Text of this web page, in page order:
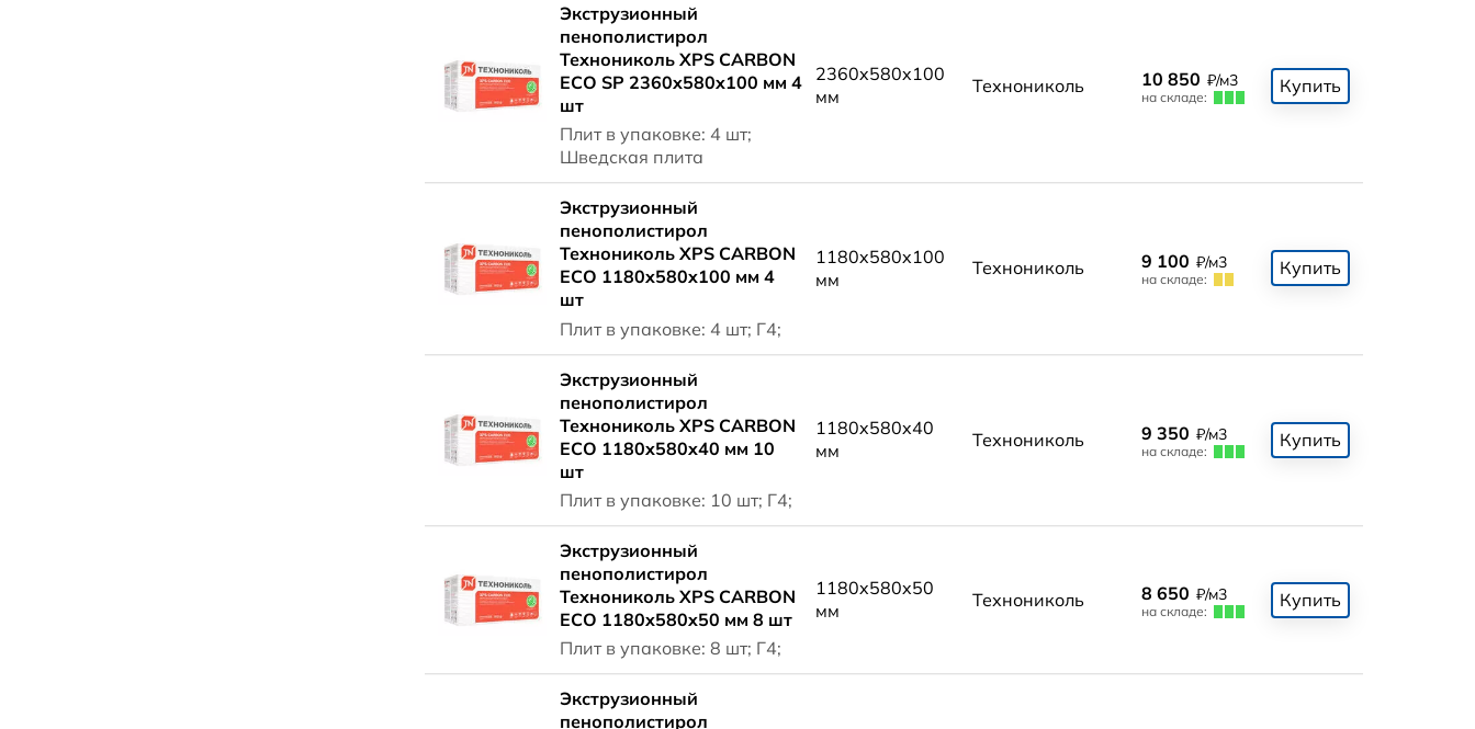
Экструзионный
пенополистирол
Технониколь XPS CARBON
ECO SP 2360x580x100 мм 4
шт
Плит в упаковке: 4 шт;
Шведская плита
2360x580x100
мм
Технониколь 10 850 ₽/м3
на складе:
Купить
Экструзионный
пенополистирол
Технониколь XPS CARBON
ECO 1180x580x100 мм 4
шт
Плит в упаковке: 4 шт; Г4;
1180x580x100
мм
Технониколь 9 100 ₽/м3
на складе:
Купить
Экструзионный
пенополистирол
Технониколь XPS CARBON
ECO 1180x580x40 мм 10
шт
Плит в упаковке: 10 шт; Г4;
1180x580x40
мм
Технониколь 9 350 ₽/м3
на складе:
Купить
Экструзионный
пенополистирол
Технониколь XPS CARBON
ECO 1180x580x50 мм 8 шт
Плит в упаковке: 8 шт; Г4;
1180x580x50
мм
Технониколь 8 650 ₽/м3
на складе:
Купить
Экструзионный
пенополистирол